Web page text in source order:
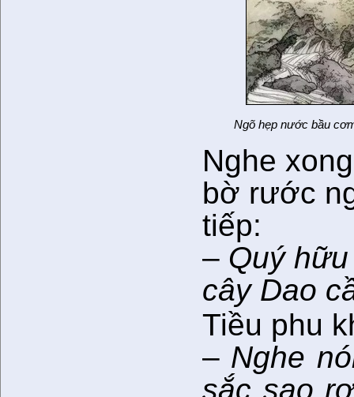
Ngõ hẹp nước bầu
Nghe
bờ rước
tiếp:
– Quý
cây Dao
Tiều phu
– Nghe
sắc sao